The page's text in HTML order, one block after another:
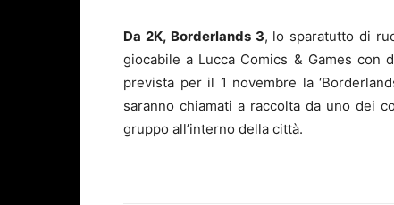
Da 2K, Borderlands 3, lo sparatutto di
giocabile a Lucca Comics & Games con
prevista per il 1 novembre la
saranno chiamati a raccolta da uno dei
gruppo all’interno della città.